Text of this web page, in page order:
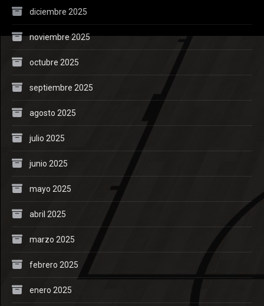
diciembre 2025
noviembre 2025
octubre 2025
septiembre 2025
agosto 2025
julio 2025
junio 2025
mayo 2025
abril 2025
marzo 2025
febrero 2025
enero 2025